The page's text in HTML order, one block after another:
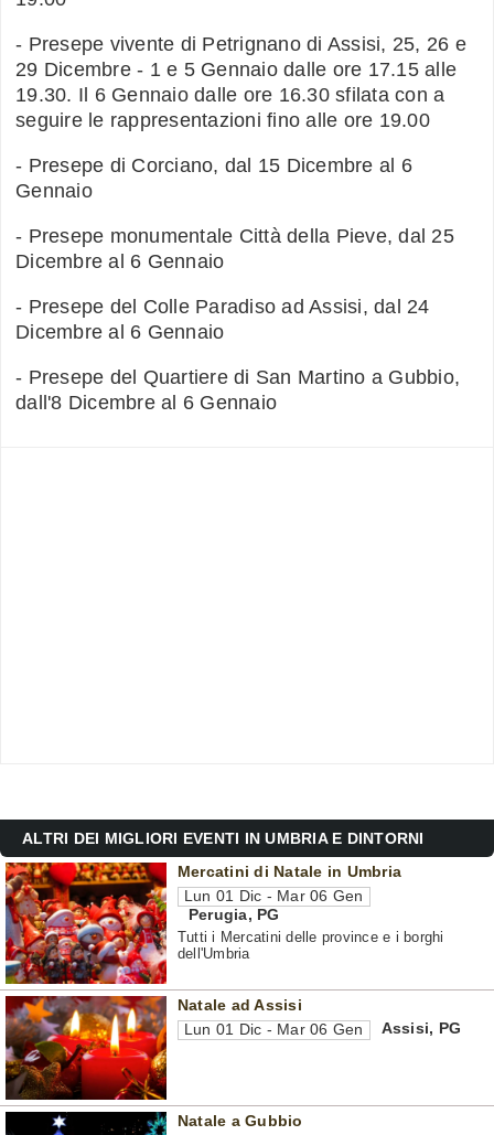
- Presepe vivente di Petrignano di Assisi, 25, 26 e
29 Dicembre - 1 e 5 Gennaio dalle ore 17.15 alle
19.30. Il 6 Gennaio dalle ore 16.30 sfilata con a
seguire le rappresentazioni fino alle ore 19.00
- Presepe di Corciano, dal 15 Dicembre al 6
Gennaio
- Presepe monumentale Città della Pieve, dal 25
Dicembre al 6 Gennaio
- Presepe del Colle Paradiso ad Assisi, dal 24
Dicembre al 6 Gennaio
- Presepe del Quartiere di San Martino a Gubbio,
dall'8 Dicembre al 6 Gennaio
ALTRI DEI MIGLIORI EVENTI IN UMBRIA E DINTORNI
Mercatini di Natale in Umbria
Lun 01 Dic - Mar 06 Gen
Perugia, PG
Tutti i Mercatini delle province e i borghi
dell'Umbria
Natale ad Assisi
Lun 01 Dic - Mar 06 Gen Assisi, PG
Natale a Gubbio